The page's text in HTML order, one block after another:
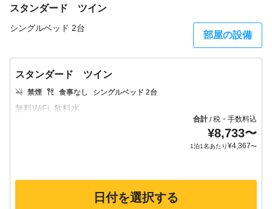
スタンダード ツイン
シングルベッド 2台
部屋の設備
スタンダード ツイン
禁煙 食事なし シングルベッド 2台
合計/税・手数料込
¥8,733〜
1泊1名あたり¥4,367〜
日付を選択する